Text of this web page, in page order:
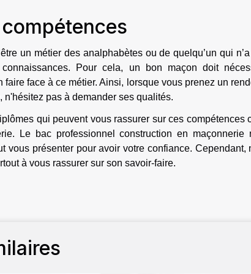
un métier des analphabètes ou de quelqu’un qui
Pour cela, un bon maçon doit
face à ce métier. Ainsi, lorsque vous prenez un
n'hésitez pas à demander ses qualités.
qui peuvent vous rassurer sur ces compétences
Le bac professionnel construction en maçonnerie
vous présenter pour avoir votre confiance.
à vous rassurer sur son savoir-faire.